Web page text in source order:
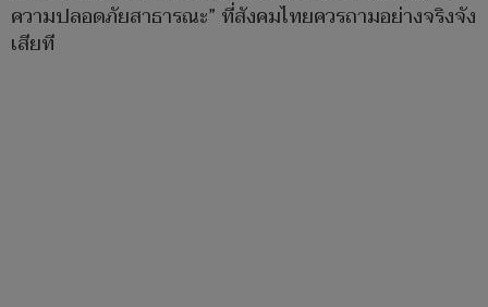
ความปลอดภัยสาธารณะ” ที่สังคมไทยควรถามอย่างจริงจัง
เสียที